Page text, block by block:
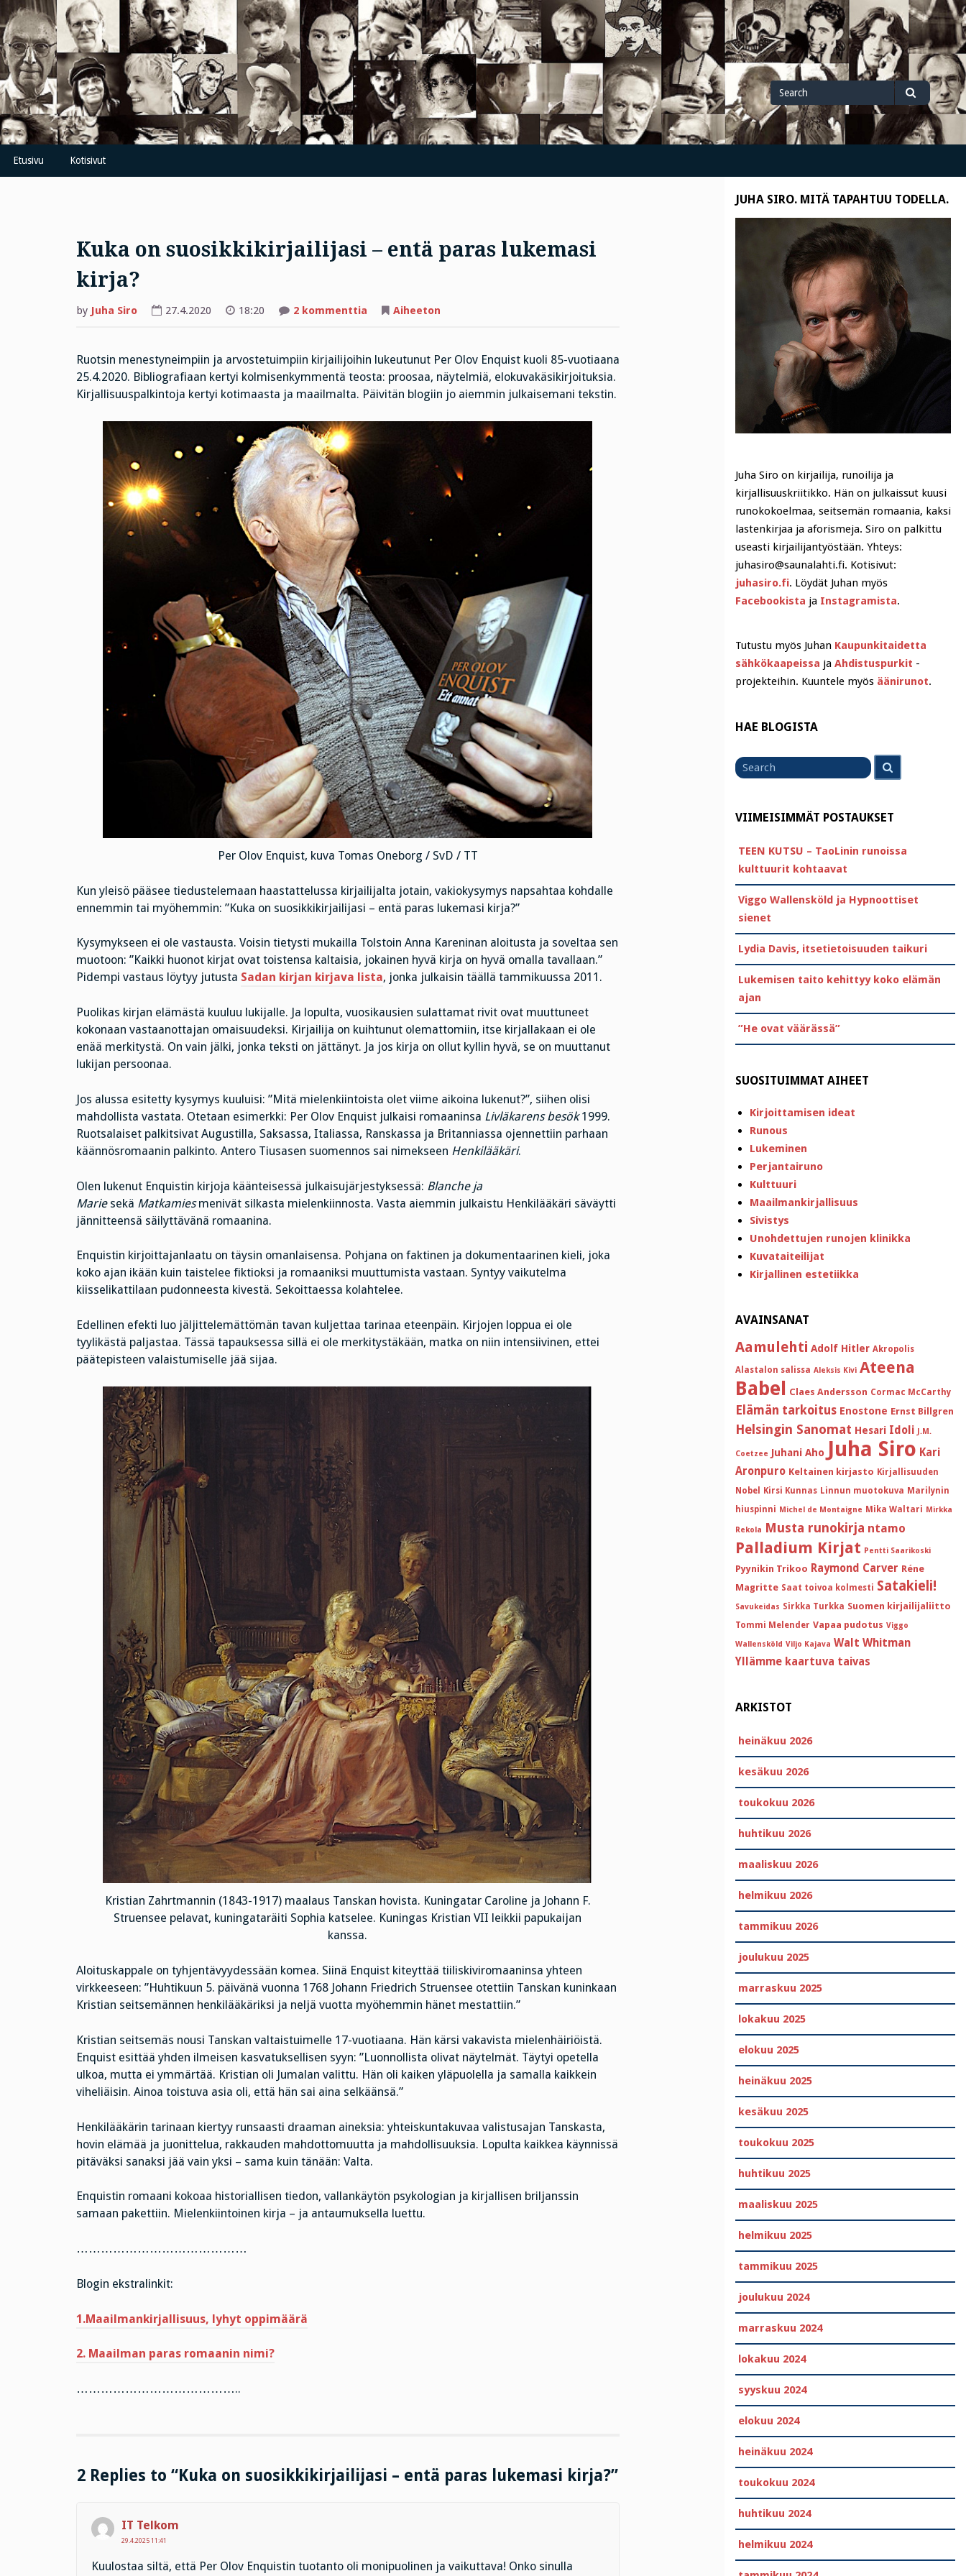
Skip
to
content
Search
for
Search
Etusivu Kotisivut
Kuka on suosikkikirjailijasi – entä paras lukemasi
kirja?
by Juha Siro 27.4.2020 18:20 2 kommenttiaartikkeliin
entä
paras
lukemasi
kirja?
Aiheeton
Ruotsin menestyneimpiin ja arvostetuimpiin kirjailijoihin lukeutunut Per Olov Enquist kuoli 85-vuotiaana
25.4.2020. Bibliografiaan kertyi kolmisenkymmentä teosta: proosaa, näytelmiä, elokuvakäsikirjoituksia.
Kirjallisuuspalkintoja kertyi kotimaasta ja maailmalta. Päivitän blogiin jo aiemmin julkaisemani tekstin.
Per Olov Enquist, kuva Tomas Oneborg / SvD / TT
Kun yleisö pääsee tiedustelemaan haastattelussa kirjailijalta jotain, vakiokysymys napsahtaa kohdalle
ennemmin tai myöhemmin: ”Kuka on suosikkikirjailijasi – entä paras lukemasi kirja?”
Kysymykseen ei ole vastausta. Voisin tietysti mukailla Tolstoin Anna Kareninan aloitusta ja soveltaa sen
muotoon: ”Kaikki huonot kirjat ovat toistensa kaltaisia, jokainen hyvä kirja on hyvä omalla tavallaan.”
Pidempi vastaus löytyy jutusta Sadan kirjan kirjava lista, jonka julkaisin täällä tammikuussa 2011.
Puolikas kirjan elämästä kuuluu lukijalle. Ja lopulta, vuosikausien sulattamat rivit ovat muuttuneet
kokonaan vastaanottajan omaisuudeksi. Kirjailija on kuihtunut olemattomiin, itse kirjallakaan ei ole
enää merkitystä. On vain jälki, jonka teksti on jättänyt. Ja jos kirja on ollut kyllin hyvä, se on muuttanut
lukijan persoonaa.
Jos alussa esitetty kysymys kuuluisi: ”Mitä mielenkiintoista olet viime aikoina lukenut?”, siihen olisi
mahdollista vastata. Otetaan esimerkki: Per Olov Enquist julkaisi romaaninsa Livläkarens besök1999.
Ruotsalaiset palkitsivat Augustilla, Saksassa, Italiassa, Ranskassa ja Britanniassa ojennettiin parhaan
käännösromaanin palkinto. Antero Tiusasen suomennos sai nimekseen Henkilääkäri.
Olen lukenut Enquistin kirjoja käänteisessä julkaisujärjestyksessä: Blanche ja
Mariesekä Matkamiesmenivät silkasta mielenkiinnosta. Vasta aiemmin julkaistu Henkilääkäri säväytti
jännitteensä säilyttävänä romaanina.
Enquistin kirjoittajanlaatu on täysin omanlaisensa. Pohjana on faktinen ja dokumentaarinen kieli, joka
koko ajan ikään kuin taistelee fiktioksi ja romaaniksi muuttumista vastaan. Syntyy vaikutelma
kiisselikattilaan pudonneesta kivestä. Sekoittaessa kolahtelee.
Edellinen efekti luo jäljittelemättömän tavan kuljettaa tarinaa eteenpäin. Kirjojen loppua ei ole
tyylikästä paljastaa. Tässä tapauksessa sillä ei ole merkitystäkään, matka on niin intensiivinen, ettei
päätepisteen valaistumiselle jää sijaa.
Kristian Zahrtmannin (1843-1917) maalaus Tanskan hovista. Kuningatar Caroline ja Johann F.
Struensee pelavat, kuningataräiti Sophia katselee. Kuningas Kristian VII leikkii papukaijan
kanssa.
Aloituskappale on tyhjentävyydessään komea. Siinä Enquist kiteyttää tiiliskiviromaaninsa yhteen
virkkeeseen: ”Huhtikuun 5. päivänä vuonna 1768 Johann Friedrich Struensee otettiin Tanskan kuninkaan
Kristian seitsemännen henkilääkäriksi ja neljä vuotta myöhemmin hänet mestattiin.”
Kristian seitsemäs nousi Tanskan valtaistuimelle 17-vuotiaana. Hän kärsi vakavista mielenhäiriöistä.
Enquist esittää yhden ilmeisen kasvatuksellisen syyn: ”Luonnollista olivat näytelmät. Täytyi opetella
ulkoa, mutta ei ymmärtää. Kristian oli Jumalan valittu. Hän oli kaiken yläpuolella ja samalla kaikkein
viheliäisin. Ainoa toistuva asia oli, että hän sai aina selkäänsä.”
Henkilääkärin tarinaan kiertyy runsaasti draaman aineksia: yhteiskuntakuvaa valistusajan Tanskasta,
hovin elämää ja juonittelua, rakkauden mahdottomuutta ja mahdollisuuksia. Lopulta kaikkea käynnissä
pitäväksi sanaksi jää vain yksi – sama kuin tänään: Valta.
Enquistin romaani kokoaa historiallisen tiedon, vallankäytön psykologian ja kirjallisen briljanssin
samaan pakettiin. Mielenkiintoinen kirja – ja antaumuksella luettu.
……………………………………
Blogin ekstralinkit:
1.Maailmankirjallisuus, lyhyt oppimäärä
2. Maailman paras romaanin nimi?
…………………………………..
2 Replies to “Kuka on suosikkikirjailijasi – entä paras lukemasi kirja?”
IT Telkom
29.4.2025 11:41
Kuulostaa siltä, että Per Olov Enquistin tuotanto oli monipuolinen ja vaikuttava! Onko sinulla
JUHA SIRO. MITÄ TAPAHTUU TODELLA.
Juha Siro on kirjailija, runoilija ja
kirjallisuuskriitikko. Hän on julkaissut kuusi
runokokoelmaa, seitsemän romaania, kaksi
lastenkirjaa ja aforismeja. Siro on palkittu
useasti kirjailijantyöstään. Yhteys:
juhasiro@saunalahti.fi. Kotisivut:
juhasiro.fi. Löydät Juhan myös
Facebookista ja Instagramista.
Tutustu myös Juhan Kaupunkitaidetta
sähkökaapeissa ja Ahdistuspurkit -
projekteihin. Kuuntele myös äänirunot.
HAE BLOGISTA
for
VIIMEISIMMÄT POSTAUKSET
TEEN KUTSU – TaoLinin runoissa
kulttuurit kohtaavat
Viggo Wallensköld ja Hypnoottiset
sienet
Lydia Davis, itsetietoisuuden taikuri
Lukemisen taito kehittyy koko elämän
ajan
”He ovat väärässä”
SUOSITUIMMAT AIHEET
Kirjoittamisen ideat
Runous
Lukeminen
Perjantairuno
Kulttuuri
Maailmankirjallisuus
Sivistys
Unohdettujen runojen klinikka
Kuvataiteilijat
Kirjallinen estetiikka
AVAINSANAT
Aamulehti Adolf Hitler Akropolis
Alastalon salissa Aleksis Kivi Ateena
Babel Claes Andersson Cormac McCarthy
Elämän tarkoitus Enostone Ernst Billgren
Helsingin Sanomat Hesari Idoli J.M.
Coetzee Juhani Aho Juha Siro Kari
Aronpuro Keltainen kirjasto Kirjallisuuden
Nobel
Kirsi Kunnas Linnun muotokuva Marilynin
hiuspinni Michel de Montaigne Mika Waltari Mirkka
Rekola Musta runokirja ntamo
Palladium Kirjat Pentti Saarikoski
Pyynikin Trikoo Raymond Carver Réne
Magritte Saat toivoa kolmesti Satakieli!
Savukeidas Sirkka Turkka Suomen kirjailijaliitto
Tommi Melender Vapaa pudotus Viggo
Wallensköld Viljo Kajava Walt Whitman
Yllämme kaartuva taivas
ARKISTOT
heinäkuu 2026
kesäkuu 2026
toukokuu 2026
huhtikuu 2026
maaliskuu 2026
helmikuu 2026
tammikuu 2026
joulukuu 2025
marraskuu 2025
lokakuu 2025
elokuu 2025
heinäkuu 2025
kesäkuu 2025
toukokuu 2025
huhtikuu 2025
maaliskuu 2025
helmikuu 2025
tammikuu 2025
joulukuu 2024
marraskuu 2024
lokakuu 2024
syyskuu 2024
elokuu 2024
heinäkuu 2024
toukokuu 2024
huhtikuu 2024
helmikuu 2024